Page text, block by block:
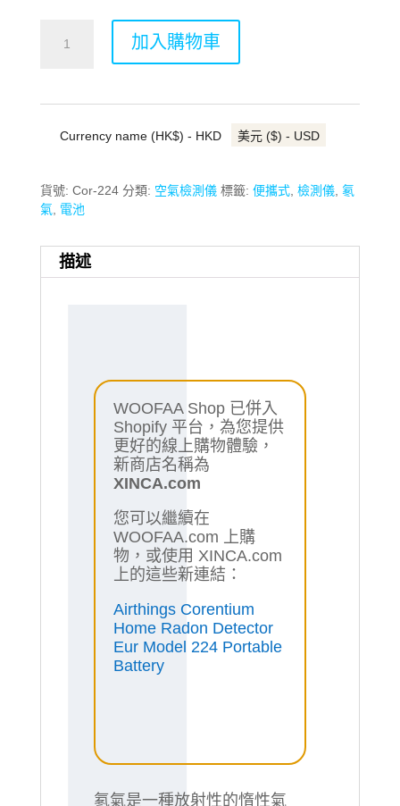
AIRTHINGS
Corentium
氡
224
數
加入購物車
Currency name (HK$) - HKD 美元 ($) - USD
貨號: Cor-224 分類: 空氣檢測儀 標籤: 便攜式, 檢測儀, 氡
氣
電池
描述
WOOFAA Shop 已併入
Shopify 平台，為您提供
更好的線上購物體驗，
新商店名稱為
XINCA.com
您可以繼續在
WOOFAA.com 上購
物，或使用 XINCA.com
上的這些新連結：
Airthings Corentium
Home Radon Detector
Eur Model 224 Portable
Battery
氡氣是一種放射性的惰性氣